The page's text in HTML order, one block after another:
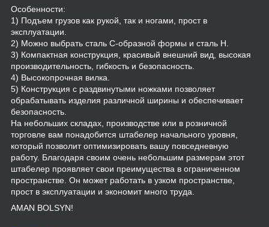
Особенности:
1) Подъем грузов как рукой, так и ногами, прост в
эксплуатации.
2) Можно выбрать сталь C-образной формы и сталь H.
3) Компактная конструкция, красивый внешний вид, высокая
производительность, гибкость и безопасность.
4) Высокопрочная вилка.
5) Конструкция с раздвинутыми ножками позволяет
обрабатывать изделия различной ширины и обеспечивает
безопасность.
На небольших складах, производстве или в розничной
торговле вам понадобится штабелер начального уровня,
который позволит оптимизировать вашу повседневную
работу. Благодаря своим очень небольшим размерам этот
штабелер проявляет свои преимущества в ограниченном
пространстве. Он может работать в узком пространстве,
прост в эксплуатации и экономит много труда.
AMAN BOLSYN!